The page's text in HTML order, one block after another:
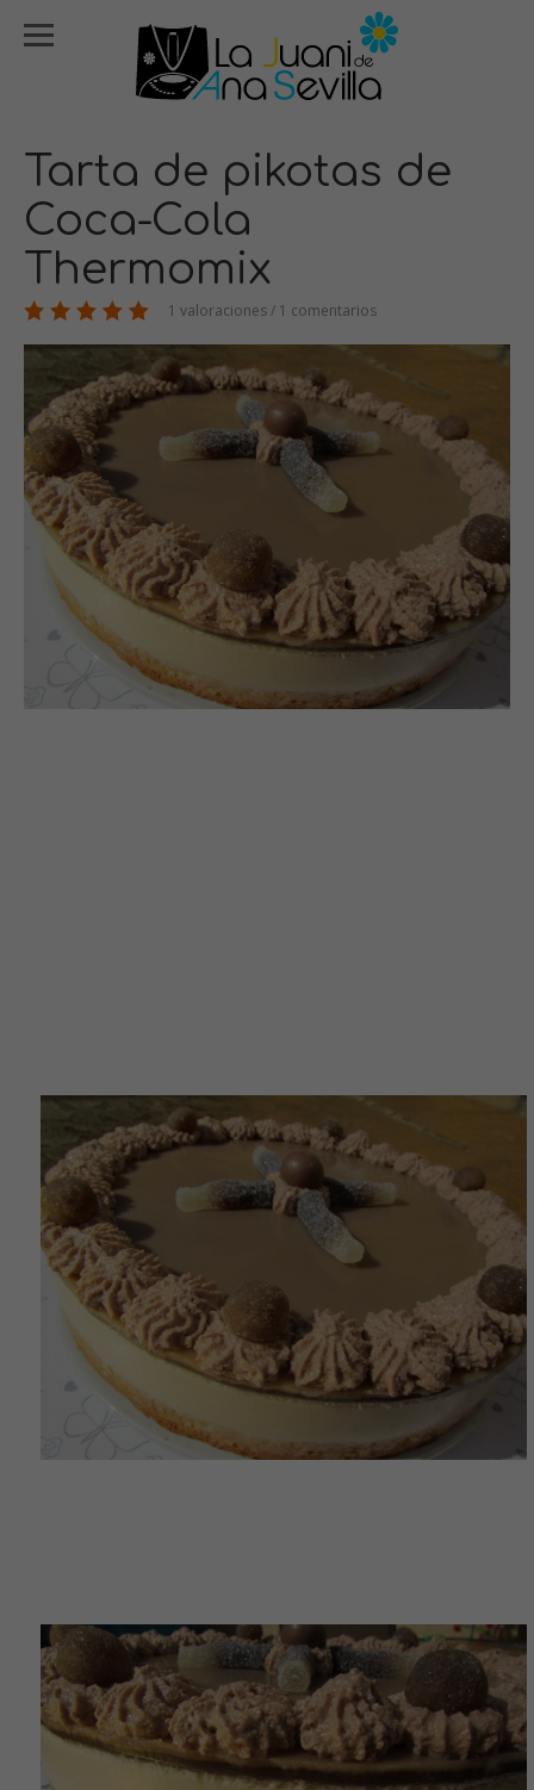
Tarta de pikotas de
Coca-Cola
Thermomix
1 valoraciones / 1 comentarios